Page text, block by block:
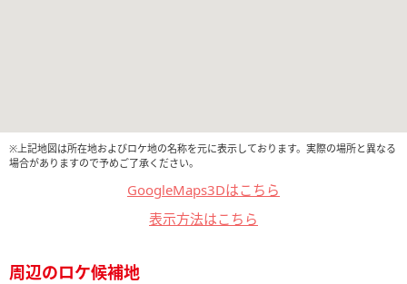
※上記地図は所在地およびロケ地の名称を元に表示しております。実際の場所と異なる
場合がありますので予めご了承ください。
GoogleMaps3Dはこちら
表示方法はこちら
周辺のロケ候補地